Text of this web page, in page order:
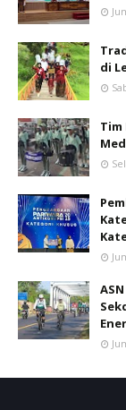
di